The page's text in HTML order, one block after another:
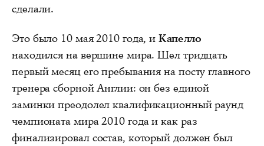
сделали.
Это было 10 мая 2010 года, иКапелло
находился на вершине мира. Шел тридцать
первый месяц его пребывания на посту главного
тренера сборной Англии: он без единой
заминки преодолел квалификационный раунд
чемпионата мира 2010 года и как раз
финализировал состав, который должен был